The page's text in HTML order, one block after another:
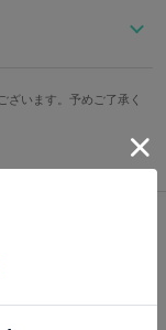
ポイント！
羽根とストーンを組
」を連想させる刺繍
在特質である「戦争
文字、「肘当て」な
ットのボタン
長
重さ
約610g
ざいます。予めご了承く